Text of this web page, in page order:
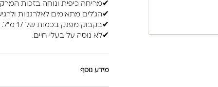
✔מריחה כיפית ונוחה בזכות
✔הג'לים מתאימים לאלרגניות
✔בקבוק מפנק בכמות של 17 מ"ל.
✔לא נוסה על בעלי חיים.
מידע נוסף